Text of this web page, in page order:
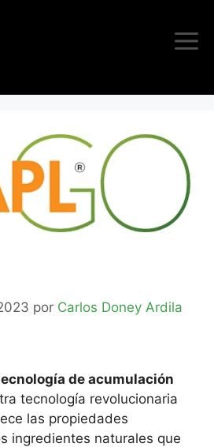
por Carlos Doney Ardila
de acumulación
tecnología revolucionaria
las propiedades
ingredientes naturales que